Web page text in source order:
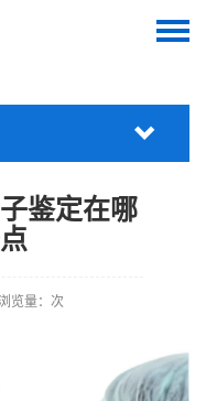
鉴定在哪
览量： 次